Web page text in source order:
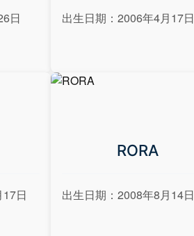
日 出生日期：2006年4月17日
日
RORA
出生日期：2008年8月14日